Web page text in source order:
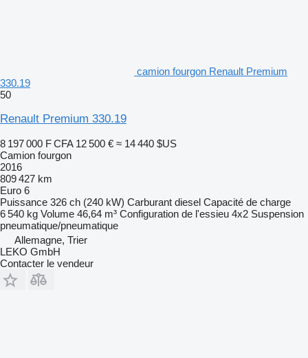
camion fourgon Renault Premium
330.19
50
Renault Premium 330.19
8 197 000 F CFA 12 500 € ≈ 14 440 $US
Camion fourgon
2016
809 427 km
Euro 6
Puissance 326 ch (240 kW) Carburant diesel Capacité de charge
6 540 kg Volume 46,64 m³ Configuration de l'essieu 4x2 Suspension
pneumatique/pneumatique
Allemagne, Trier
LEKO GmbH
Contacter le vendeur